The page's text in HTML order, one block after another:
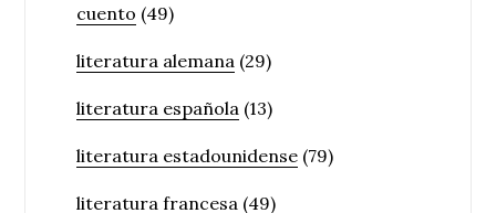
cuento (49)
literatura alemana (29)
literatura española (13)
literatura estadounidense (79)
literatura francesa (49)